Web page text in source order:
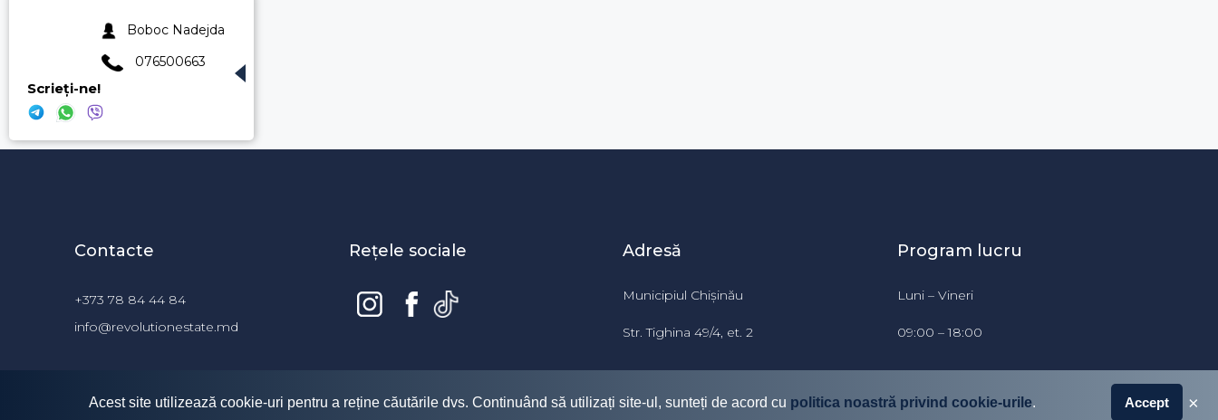
Boboc Nadejda
076500663
Scrieți-ne!
Contacte
+373 78 84 44 84
info@revolutionestate.md
Rețele sociale Adresă
Municipiul Chișinău
Str. Tighina 49/4, et. 2
Program lucru
Luni – Vineri
09:00 – 18:00
Acest site utilizează cookie-uri pentru a reține căutările dvs. Continuând să utilizați site-ul, sunteți de acord cu politica noastră privind cookie-urile. Accept ×